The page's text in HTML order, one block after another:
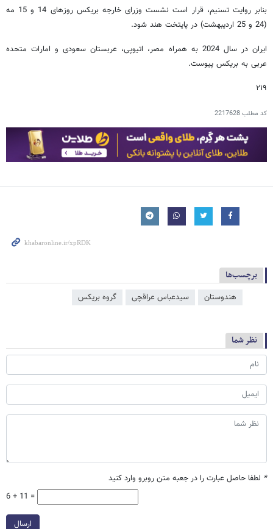
بنابر روایت تسنیم، قرار است نشست وزرای خارجه بریکس روزهای 14 و 15 مه
(24 و 25 اردیبهشت) در پایتخت هند شود.
ایران در سال 2024 به همراه مصر، اتیوپی، عربستان سعودی و امارات متحده
عربی به بریکس پیوست.
۲۱۹
کد مطلب2217628
برچسب‌ها
هندوستان سیدعباس عراقچی گروه بریکس
نظر شما
* لطفا حاصل عبارت را در جعبه متن روبرو وارد کنید
6 + 11 =
ارسال